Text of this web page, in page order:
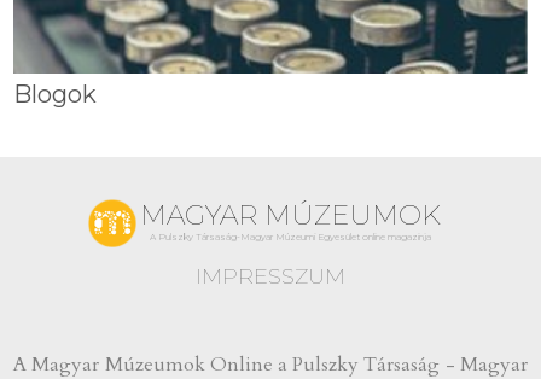
Blogok
MAGYAR MÚZEUMOK
A Pulszky Társaság-Magyar Múzeumi Egyesület online magazinja
IMPRESSZUM
A Magyar Múzeumok Online a Pulszky Társaság - Magyar